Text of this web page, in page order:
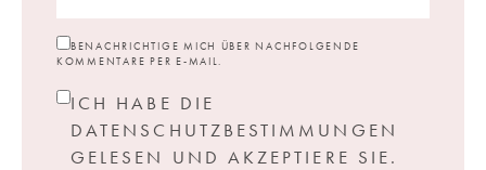
BENACHRICHTIGE MICH ÜBER NACHFOLGENDE
KOMMENTARE PER E-MAIL.
ICH HABE DIE
DATENSCHUTZBESTIMMUNGEN
GELESEN UND AKZEPTIERE SIE.